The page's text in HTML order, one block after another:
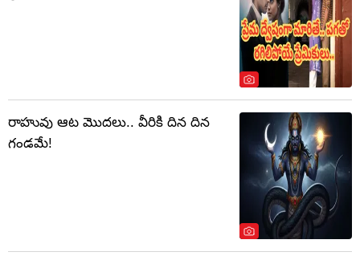
రాహువు ఆట మొదలు.. వీరికి దిన దిన
గండమే!